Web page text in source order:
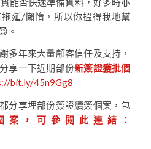
延/懶惰，所以你搵得我地幫
。
多年來大量顧客信任及支持，
享一下近期部份新簽證獲批個
bit.ly/45n9Gg8
分享埋部份簽證續簽個案，包
案，可參閱此連結：